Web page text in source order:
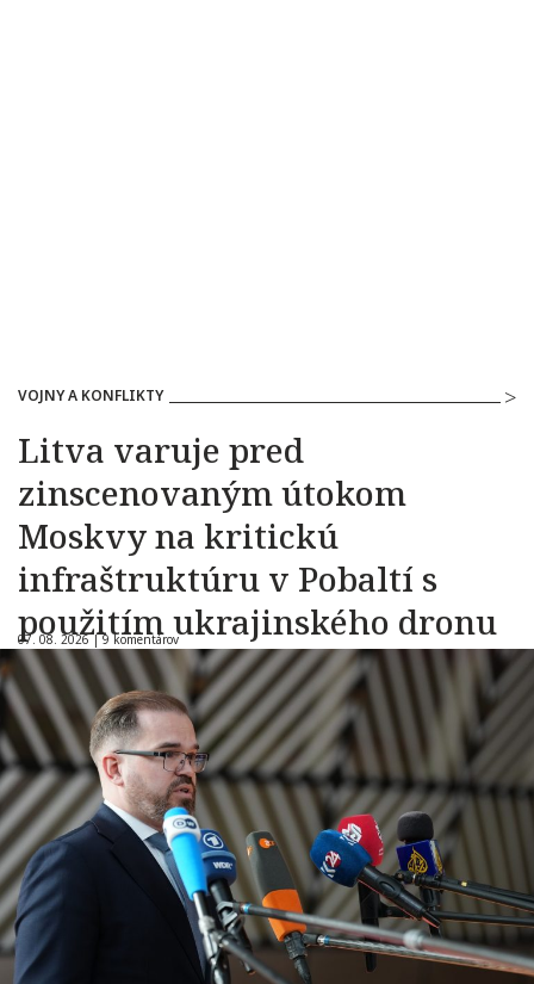
VOJNY A KONFLIKTY
Litva varuje pred
zinscenovaným útokom
Moskvy na kritickú
infraštruktúru v Pobaltí s
použitím ukrajinského dronu
07. 08. 2026 |9 komentárov